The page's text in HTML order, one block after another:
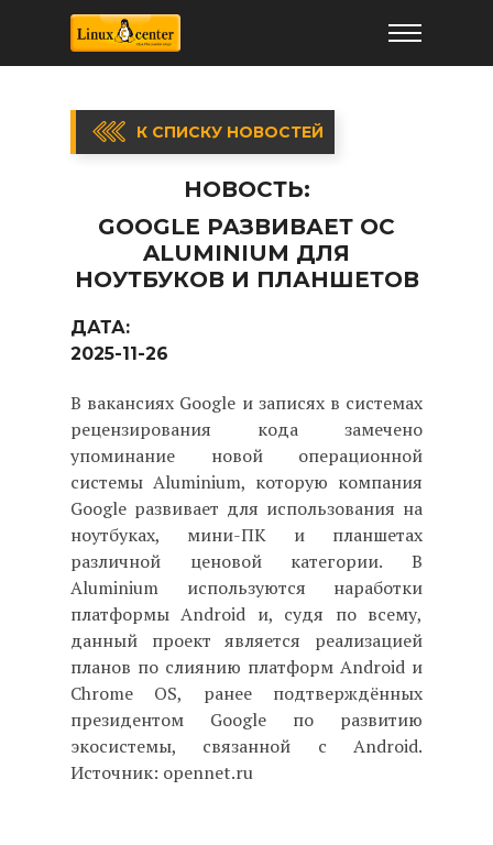
К СПИСКУ НОВОСТЕЙ
НОВОСТЬ:
GOOGLE РАЗВИВАЕТ ОС
ALUMINIUM ДЛЯ
НОУТБУКОВ И ПЛАНШЕТОВ
ДАТА:
2025-11-26
В вакансиях Google и записях в системах
рецензирования кода замечено
упоминание новой операционной
системы Aluminium, которую компания
Google развивает для использования на
ноутбуках, мини-ПК и планшетах
различной ценовой категории. В
Aluminium используются наработки
платформы Android и, судя по всему,
данный проект является реализацией
планов по слиянию платформ Android и
Chrome OS, ранее подтверждённых
президентом Google по развитию
экосистемы, связанной с Android.
Источник: opennet.ru